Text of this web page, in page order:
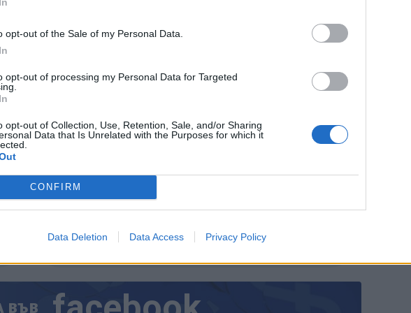
opt-out of the Sale of my Personal Data.
opt-out of processing my Personal Data for Targeted
opt-out of Collection, Use, Retention, Sale, and/or Sharing
Data that Is Unrelated with the Purposes for which it
CONFIRM
Data Deletion Data Access Privacy Policy
важни транзакции.
Регламент за пазарите на криптоактиви (MiCA), е
технология, предназначена да направи
НОВИНИ »
Последвайте ни във
ВЪВ